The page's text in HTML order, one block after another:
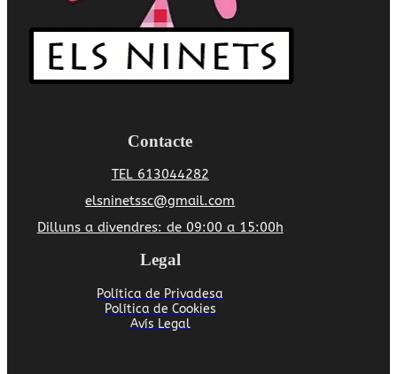
Contacte
TEL 613044282
elsninetssc@gmail.com
Dilluns a divendres: de 09:00 a 15:00h
Legal
Política de Privadesa
Política de Cookies
Avís Legal